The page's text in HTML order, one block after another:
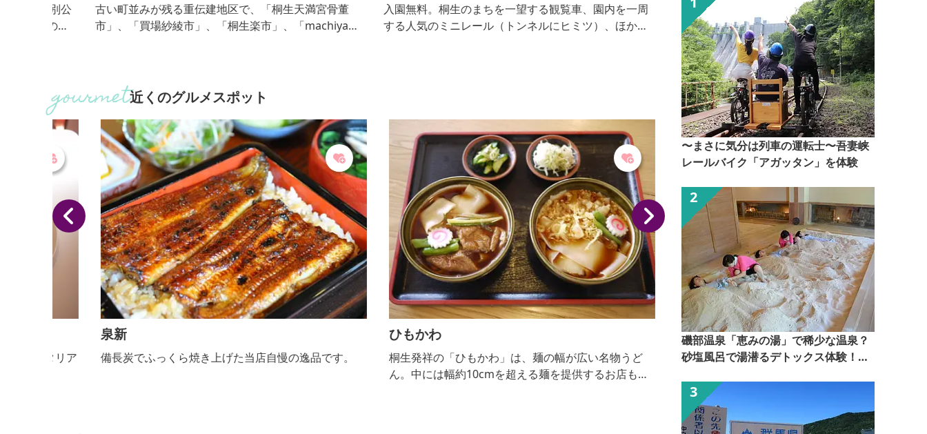
古い町並みが残る重伝建地区で、「桐生天満宮骨董
市」、「買場紗綾市」、「桐生楽市」、「machiyaマ
メイド」も毎月開かれています。骨董品をはじめ日用
品、花ぱん、手作りアクセサリー、グルメなど老若男
女が楽しめるイベントです。
入園無料。桐生のまちを一望する観覧車、園内を一周
する人気のミニレール（トンネルにヒミツ）、ほかア
する場合があります。
桐生の歴史は古く、今から約400年前に天満宮を起点
として桐生新町ができました。本町一・二丁目には、
現在でも織物関係の蔵や町屋、ノコギリ屋根工場など
歴史的な建造物が多くみられます。また、当時の土地
の区画（敷地割）もよく残されています。これらの地
域は、「桐生は日本の機どころ」と上毛かるたにもう
たわれているように、織物業で栄えた桐生の歴史を今
に伝える市民の財産です。先人たちは、様々な時代を
乗り越え...
近くのグルメスポット
備長炭でふっくら焼き上げた当店自慢の逸品です。
ひもかわ
桐生発祥の「ひもかわ」は、麺の幅が広い名物うど
ん。中には幅約10cmを超える麺を提供するお店もあ
桐生楽市
いわゆるフリーマーケットですが、本町通り沿いにめ
いめいのお店がずらっと軒を連ねてお店を開いている
様は、まさに現代の楽市楽座ともいえ、歩くのも困難
なほどのにぎわいを見せます。 ■実施日程／毎月第
一土曜日 10：00～15：00
〜まさに気分は列車の運転士〜吾妻峡
レールバイク「アガッタン」を体験
磯部温泉「恵みの湯」で稀少な温泉？
砂塩風呂で湯潜るデトックス体験！
者）】